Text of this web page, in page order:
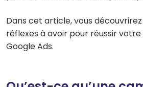
Dans cet article, vous
réflexes à avoir pour réussir votre
Google Ads.